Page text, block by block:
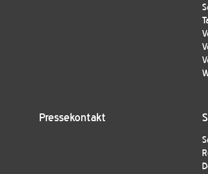
Pressekontakt